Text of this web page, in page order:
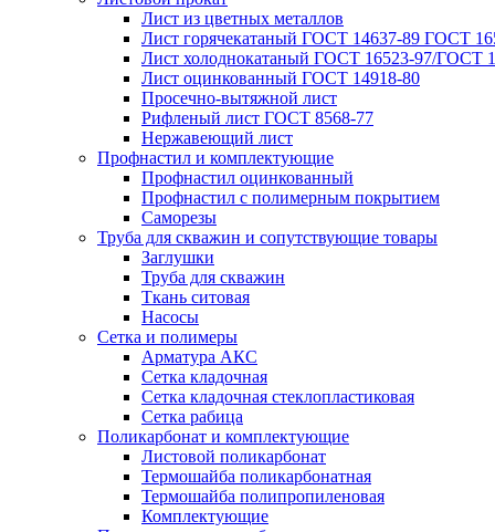
Лист из цветных металлов
Лист горячекатаный ГОСТ 14637-89 ГОСТ
Лист холоднокатаный ГОСТ 16523-97/ГОСТ
Лист оцинкованный ГОСТ 14918-80
Просечно-вытяжной лист
Рифленый лист ГОСТ 8568-77
Нержавеющий лист
Профнастил и комплектующие
Профнастил оцинкованный
Профнастил с полимерным покрытием
Саморезы
Труба для скважин и сопутствующие товары
Заглушки
Труба для скважин
Ткань ситовая
Насосы
Сетка и полимеры
Арматура АКС
Сетка кладочная
Сетка кладочная стеклопластиковая
Сетка рабица
Поликарбонат и комплектующие
Листовой поликарбонат
Термошайба поликарбонатная
Термошайба полипропиленовая
Комплектующие